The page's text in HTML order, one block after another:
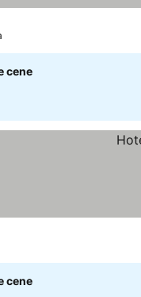
cene
cene